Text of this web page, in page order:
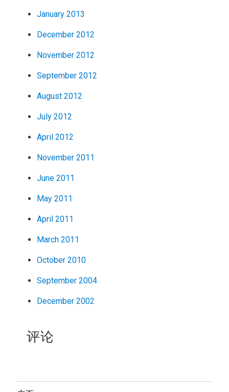
January 2013
December 2012
November 2012
September 2012
August 2012
July 2012
April 2012
November 2011
June 2011
May 2011
April 2011
March 2011
October 2010
September 2004
December 2002
评论